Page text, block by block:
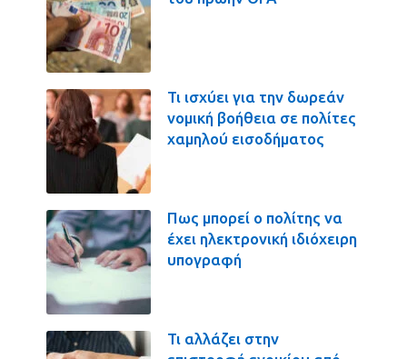
Τι ισχύει για την δωρεάν
νομική βοήθεια σε πολίτες
χαμηλού εισοδήματος
Πως μπορεί ο πολίτης να
έχει ηλεκτρονική ιδιόχειρη
υπογραφή
Τι αλλάζει στην